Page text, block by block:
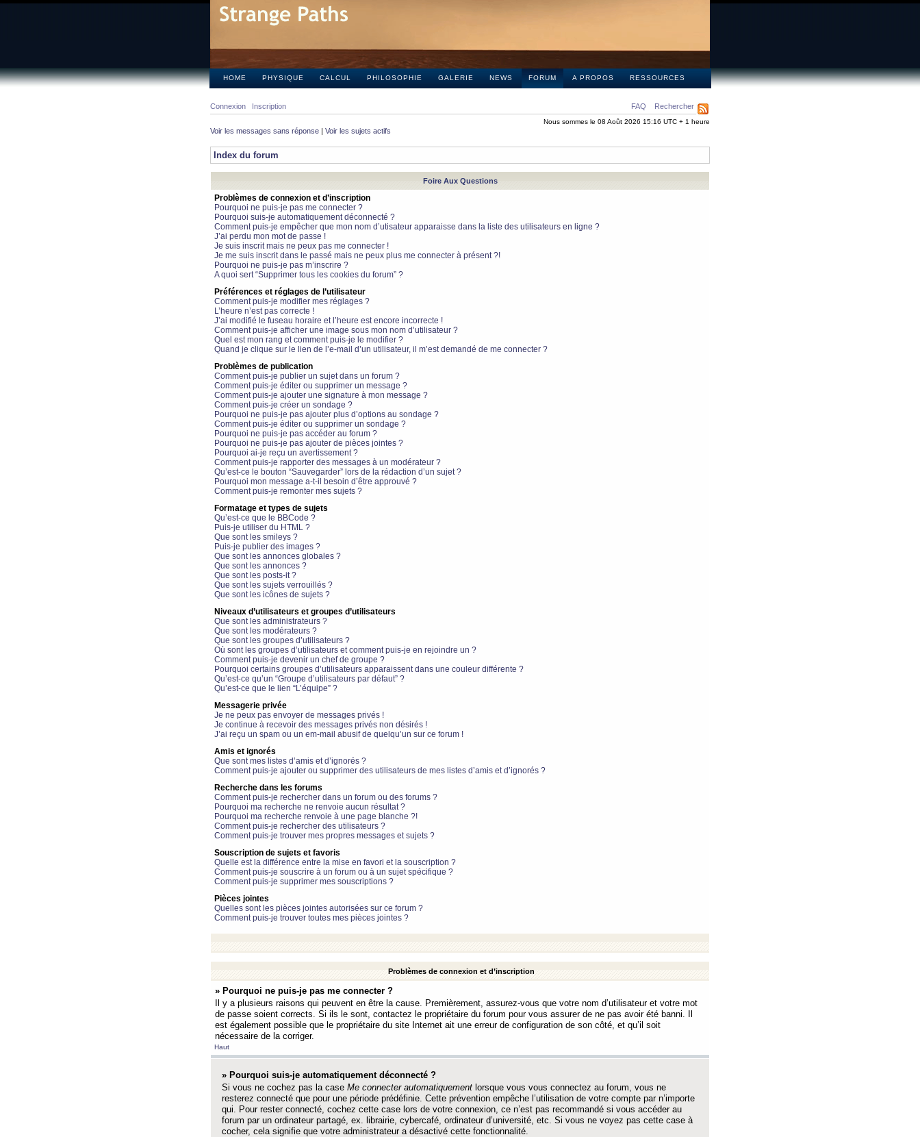
HOME PHYSIQUE CALCUL PHILOSOPHIE GALERIE NEWS FORUM A PROPOS RESSOURCES
FAQ Rechercher
Connexion Inscription
Nous sommes le 08 Août 2026 15:16 UTC + 1 heure
Voir les messages sans réponse | Voir les sujets actifs
Index du forum
Foire Aux Questions
Problèmes de connexion et d’inscription
Pourquoi ne puis-je pas me connecter ?
Pourquoi suis-je automatiquement déconnecté ?
Comment puis-je empêcher que mon nom d’utisateur apparaisse dans la liste des utilisateurs en ligne ?
J’ai perdu mon mot de passe !
Je suis inscrit mais ne peux pas me connecter !
Je me suis inscrit dans le passé mais ne peux plus me connecter à présent ?!
Pourquoi ne puis-je pas m’inscrire ?
A quoi sert “Supprimer tous les cookies du forum” ?
Préférences et réglages de l’utilisateur
Comment puis-je modifier mes réglages ?
L’heure n’est pas correcte !
J’ai modifié le fuseau horaire et l’heure est encore incorrecte !
Comment puis-je afficher une image sous mon nom d’utilisateur ?
Quel est mon rang et comment puis-je le modifier ?
Quand je clique sur le lien de l’e-mail d’un utilisateur, il m’est demandé de me connecter ?
Problèmes de publication
Comment puis-je publier un sujet dans un forum ?
Comment puis-je éditer ou supprimer un message ?
Comment puis-je ajouter une signature à mon message ?
Comment puis-je créer un sondage ?
Pourquoi ne puis-je pas ajouter plus d’options au sondage ?
Comment puis-je éditer ou supprimer un sondage ?
Pourquoi ne puis-je pas accéder au forum ?
Pourquoi ne puis-je pas ajouter de pièces jointes ?
Pourquoi ai-je reçu un avertissement ?
Comment puis-je rapporter des messages à un modérateur ?
Qu’est-ce le bouton “Sauvegarder” lors de la rédaction d’un sujet ?
Pourquoi mon message a-t-il besoin d’être approuvé ?
Comment puis-je remonter mes sujets ?
Formatage et types de sujets
Qu’est-ce que le BBCode ?
Puis-je utiliser du HTML ?
Que sont les smileys ?
Puis-je publier des images ?
Que sont les annonces globales ?
Que sont les annonces ?
Que sont les posts-it ?
Que sont les sujets verrouillés ?
Que sont les icônes de sujets ?
Niveaux d’utilisateurs et groupes d’utilisateurs
Que sont les administrateurs ?
Que sont les modérateurs ?
Que sont les groupes d’utilisateurs ?
Où sont les groupes d’utilisateurs et comment puis-je en rejoindre un ?
Comment puis-je devenir un chef de groupe ?
Pourquoi certains groupes d’utilisateurs apparaissent dans une couleur différente ?
Qu’est-ce qu’un “Groupe d’utilisateurs par défaut” ?
Qu’est-ce que le lien “L’équipe” ?
Messagerie privée
Je ne peux pas envoyer de messages privés !
Je continue à recevoir des messages privés non désirés !
J’ai reçu un spam ou un em-mail abusif de quelqu’un sur ce forum !
Amis et ignorés
Que sont mes listes d’amis et d’ignorés ?
Comment puis-je ajouter ou supprimer des utilisateurs de mes listes d’amis et d’ignorés ?
Recherche dans les forums
Comment puis-je rechercher dans un forum ou des forums ?
Pourquoi ma recherche ne renvoie aucun résultat ?
Pourquoi ma recherche renvoie à une page blanche ?!
Comment puis-je rechercher des utilisateurs ?
Comment puis-je trouver mes propres messages et sujets ?
Souscription de sujets et favoris
Quelle est la différence entre la mise en favori et la souscription ?
Comment puis-je souscrire à un forum ou à un sujet spécifique ?
Comment puis-je supprimer mes souscriptions ?
Pièces jointes
Quelles sont les pièces jointes autorisées sur ce forum ?
Comment puis-je trouver toutes mes pièces jointes ?
Problèmes de connexion et d’inscription
» Pourquoi ne puis-je pas me connecter ?
Il y a plusieurs raisons qui peuvent en être la cause. Premièrement, assurez-vous que votre nom d’utilisateur et votre mot
de passe soient corrects. Si ils le sont, contactez le propriétaire du forum pour vous assurer de ne pas avoir été banni. Il
est également possible que le propriétaire du site Internet ait une erreur de configuration de son côté, et qu’il soit
nécessaire de la corriger.
Haut
» Pourquoi suis-je automatiquement déconnecté ?
Si vous ne cochez pas la case Me connecter automatiquement lorsque vous vous connectez au forum, vous ne
resterez connecté que pour une période prédéfinie. Cette prévention empêche l’utilisation de votre compte par n’importe
qui. Pour rester connecté, cochez cette case lors de votre connexion, ce n’est pas recommandé si vous accéder au
forum par un ordinateur partagé, ex. librairie, cybercafé, ordinateur d’université, etc. Si vous ne voyez pas cette case à
cocher, cela signifie que votre administrateur a désactivé cette fonctionnalité.